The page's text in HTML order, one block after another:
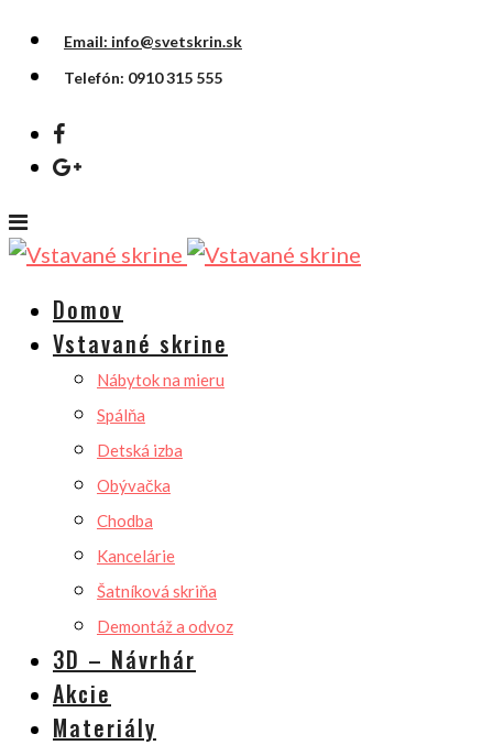
Email: info@svetskrin.sk
Telefón: 0910 315 555
Domov
Vstavané skrine
Nábytok na mieru
Spálňa
Detská izba
Obývačka
Chodba
Kancelárie
Šatníková skriňa
Demontáž a odvoz
3D – Návrhár
Akcie
Materiály